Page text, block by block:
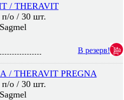
/ THERAVIT
п/о / 30 шт.
Sagmel
В резерв!
THERAVIT PREGNA
п/о / 30 шт.
Sagmel